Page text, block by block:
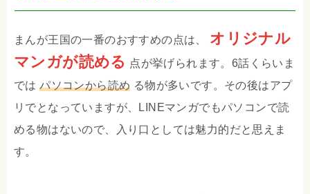
まんが王国の一番のおすすめの点は、 オリジナル
マンガが読める 点が挙げられます。6話くらいま
ではパソコンから読め る物が多いです。その後はアプ
リでとなっていますが、LINEマンガでもパソコンで読
める物はないので、入り口としては魅力的だと思えま
す。